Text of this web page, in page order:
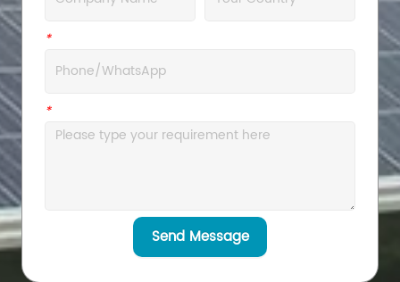
*WhatsApp
*Message
Send Message